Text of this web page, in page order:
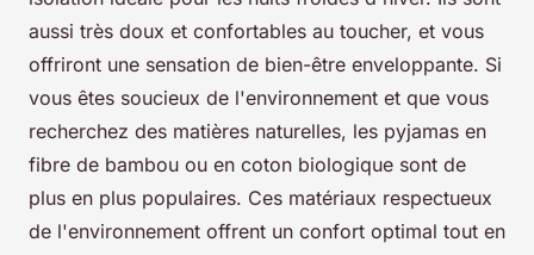
aussi très doux et confortables au toucher, et vous
offriront une sensation de bien-être enveloppante. Si
vous êtes soucieux de l'environnement et que vous
recherchez des matières naturelles, les pyjamas en
fibre de bambou ou en coton biologique sont de
plus en plus populaires. Ces matériaux respectueux
de l'environnement offrent un confort optimal tout en